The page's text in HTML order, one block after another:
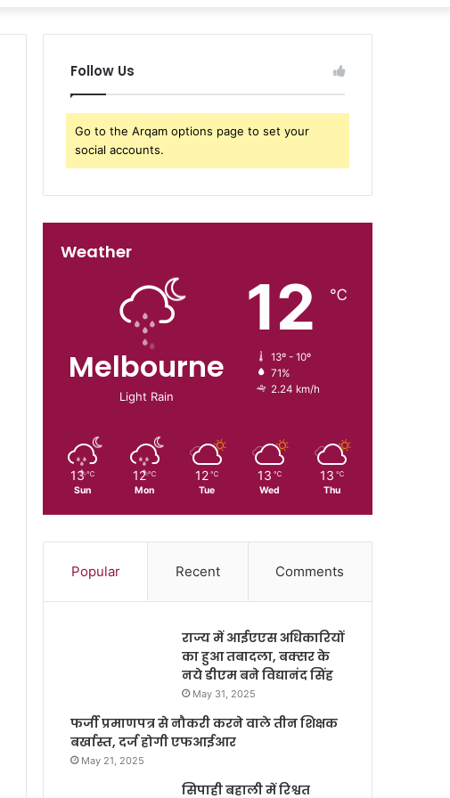
Follow Us
Go to the Arqam options page to set your
social accounts.
Weather
Melbourne
Light Rain
12 ℃
13º - 10º
71%
2.24 km/h
13 ℃
Sun
12 ℃
Mon
12 ℃
Tue
13 ℃
Wed
13 ℃
Thu
Popular Recent Comments
राज्य में आईएएस अधिकारियों
का हुआ तबादला, बक्सर के
नये डीएम बने विद्यानंद सिंह
May 31, 2025
फर्जी प्रमाणपत्र से नौकरी करने वाले तीन शिक्षक
बर्खास्त, दर्ज होगी एफआईआर
May 21, 2025
सिपाही बहाली में रिश्वत